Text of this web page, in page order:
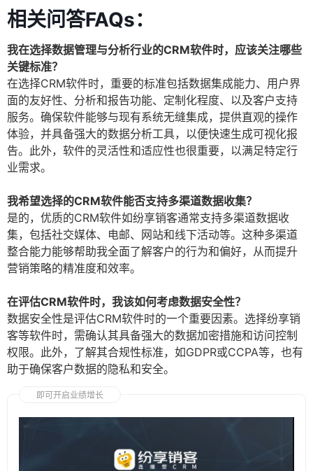
相关问答FAQs：
我在选择数据管理与分析行业的CRM软件时，应该关注哪些
关键标准？
在选择CRM软件时，重要的标准包括数据集成能力、用户界
面的友好性、分析和报告功能、定制化程度、以及客户支持
服务。确保软件能够与现有系统无缝集成，提供直观的操作
体验，并具备强大的数据分析工具，以便快速生成可视化报
告。此外，软件的灵活性和适应性也很重要，以满足特定行
业需求。
我希望选择的CRM软件能否支持多渠道数据收集？
是的，优质的CRM软件如纷享销客通常支持多渠道数据收
集，包括社交媒体、电邮、网站和线下活动等。这种多渠道
整合能力能够帮助我全面了解客户的行为和偏好，从而提升
营销策略的精准度和效率。
在评估CRM软件时，我该如何考虑数据安全性？
数据安全性是评估CRM软件时的一个重要因素。选择纷享销
客等软件时，需确认其具备强大的数据加密措施和访问控制
权限。此外，了解其合规性标准，如GDPR或CCPA等，也有
助于确保客户数据的隐私和安全。
即可开启业绩增长